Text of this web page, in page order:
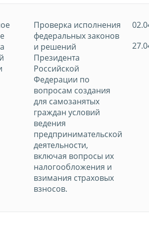
Проверка исполнения
федеральных законов
и решений
Президента
Российской
Федерации по
вопросам создания
для самозанятых
граждан условий
ведения
предпринимательской
деятельности,
включая вопросы их
налогообложения и
взимания страховых
взносов.